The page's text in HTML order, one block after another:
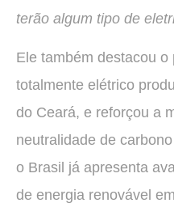
terão algum tipo de
Ele também destacou o
totalmente elétrico
do Ceará, e reforçou a
neutralidade de
o Brasil já apresenta
de energia renovável